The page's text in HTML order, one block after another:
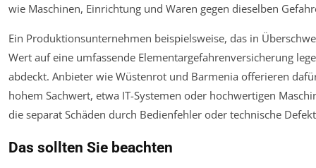
wie Maschinen, Einrichtung und Waren gegen dieselben
Ein Produktionsunternehmen beispielsweise, das in
Wert auf eine umfassende Elementargefahrenversicherung
abdeckt. Anbieter wie Wüstenrot und Barmenia offerieren
hohem Sachwert, etwa IT-Systemen oder hochwertigen
die separat Schäden durch Bedienfehler oder technische
Das sollten Sie beachten